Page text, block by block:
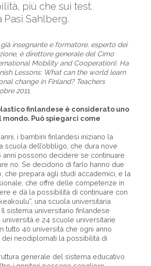
più che sui test.
Pasi Sahlberg.
insegnante e formatore, esperto dei
è direttore generale del Cimo
Mobility and Cooperation). Ha
Lessons: What can the world learn
change in Finland? Teachers
2011.
finlandese è considerato uno
Può spiegarci come
i bambini finlandesi iniziano la
scuola dell’obbligo, che dura nove
anni possono decidere se continuare
no. Se decidono di farlo hanno due
che prepara agli studi accademici, e la
che offre delle competenze in
e dà la possibilità di continuare con
una scuola universitaria
sistema universitario finlandese
e 24 scuole universitarie
tutto 40 università che ogni anno
dei neodiplomati la possibilità di
generale del sistema educativo